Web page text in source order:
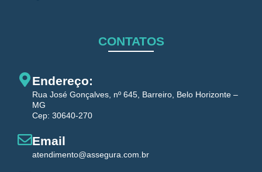
CONTATOS
Endereço:
Rua José Gonçalves, nº 645, Barreiro, Belo Horizonte –
MG
Cep: 30640-270
Email
atendimento@assegura.com.br